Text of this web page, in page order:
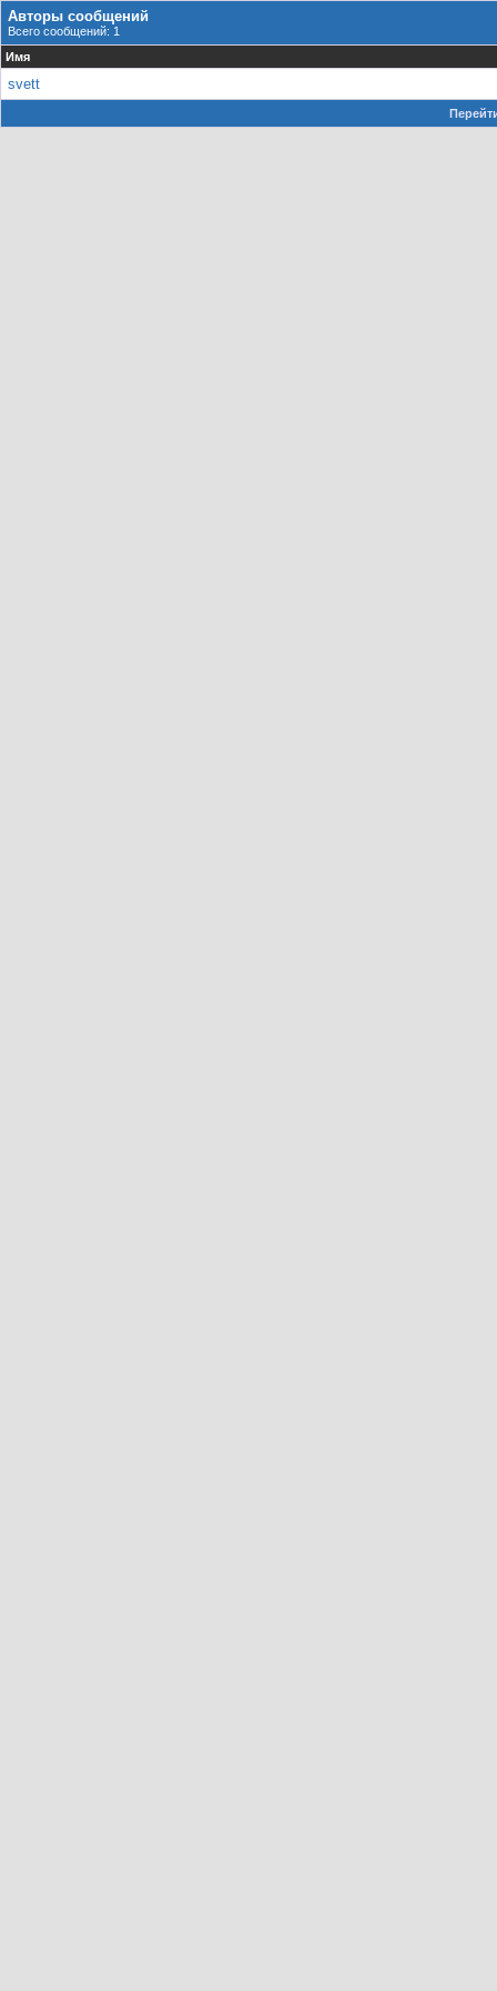
Авторы сообщений
Всего сообщений: 1
Имя
svett